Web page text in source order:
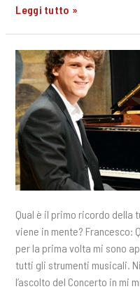
Fortissimissimo
a
Silvia
Frigato
Leggi tutto »
Qual è il primo ricordo della
viene in mente? Francesco:
per la prima volta mi sono
tutti gli strumenti musicali.
l’ascolto del Concerto in mi